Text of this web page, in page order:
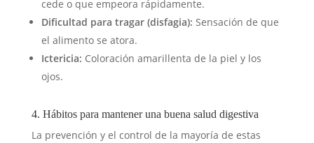
cede o que empeora rápidamente.
Dificultad para tragar (disfagia): Sensación de que
el alimento se atora.
Ictericia: Coloración amarillenta de la piel y los
ojos.
4. Hábitos para mantener una buena salud digestiva
La prevención y el control de la mayoría de estas